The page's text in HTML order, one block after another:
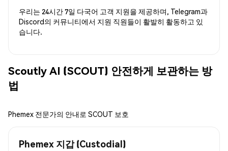
우리는 24시간 7일 다국어 고객 지원을 제공하며, Telegram과
Discord의 커뮤니티에서 지원 직원들이 활발히 활동하고 있
습니다.
Scoutly AI (SCOUT) 안전하게 보관하는 방
법
Phemex 전문가의 안내로 SCOUT 보호
Phemex 지갑 (Custodial)